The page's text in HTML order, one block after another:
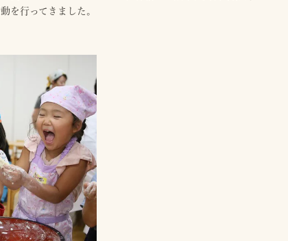
を行ってきました。